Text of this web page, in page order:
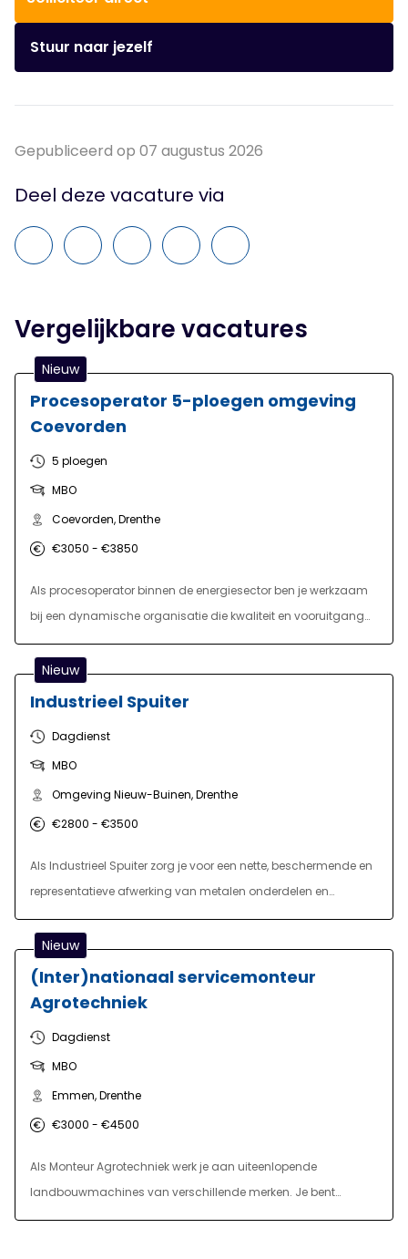
Stuur naar jezelf
Gepubliceerd op 07 augustus 2026
Deel deze vacature via
Vergelijkbare vacatures
Nieuw
Procesoperator 5-ploegen omgeving
Coevorden
5 ploegen
MBO
Coevorden, Drenthe
€3050 - €3850
Als procesoperator binnen de energiesector ben je werkzaam
bij een dynamische organisatie die kwaliteit en vooruitgang
hoog op de agenda heeft staan. Je bent verantwoordelijk voor
het bewaken van de meest uiteenlopende mechanische,
fysische en chemische processen. Je houdt voortdurend de
je 1e lijn onderhoud. Samen met je collega’s identificeer je
risico’s en zorg je voor concrete acties om de continuïteit van
het proces te waarborgen. Je rapporteert aan de teamleider en
het managementteam en je bent werkzaam in een 5-
Nieuw
Industrieel Spuiter
Dagdienst
MBO
Omgeving Nieuw-Buinen, Drenthe
€2800 - €3500
Als Industrieel Spuiter zorg je voor een nette, beschermende en
representatieve afwerking van metalen onderdelen en
producten. Je maakt onderdelen spuitklaar, plakt deze
zorgvuldig af en brengt primer-, lak- en coatinglagen aan
volgens de geldende specificaties. Daarbij lees en volg je
technische tekeningen en controleer je tijdens en na het
signaleer je tijdig en bespreek je met de teamleider. Je werkt
nauw samen met collega’s van productie en
werkvoorbereiding om het proces soepel en nauwkeurig te
laten verlopen.
Nieuw
(Inter)nationaal servicemonteur
Agrotechniek
Dagdienst
MBO
Emmen, Drenthe
€3000 - €4500
Als Monteur Agrotechniek werk je aan uiteenlopende
landbouwmachines van verschillende merken. Je bent
betrokken bij montagewerkzaamheden, het inbedrijfstellen van